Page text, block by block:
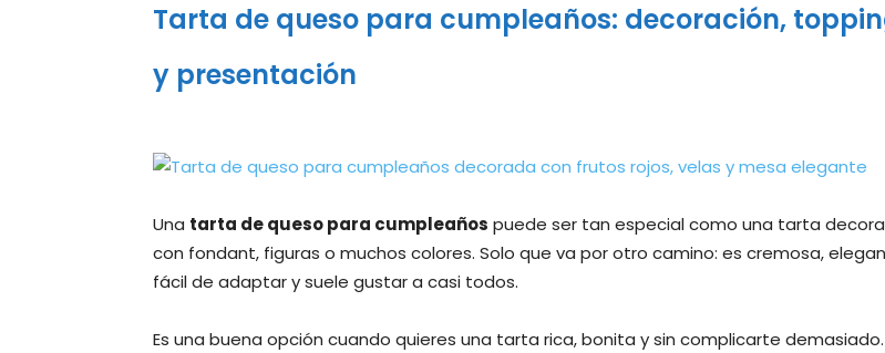
Tarta de queso para cumpleaños: decoración,
y presentación
Una tarta de queso para cumpleaños puede ser tan especial como una tarta
con fondant, figuras o muchos colores. Solo que va por otro camino: es cremosa,
fácil de adaptar y suele gustar a casi todos.
Es una buena opción cuando quieres una tarta rica, bonita y sin complicarte demasiado.